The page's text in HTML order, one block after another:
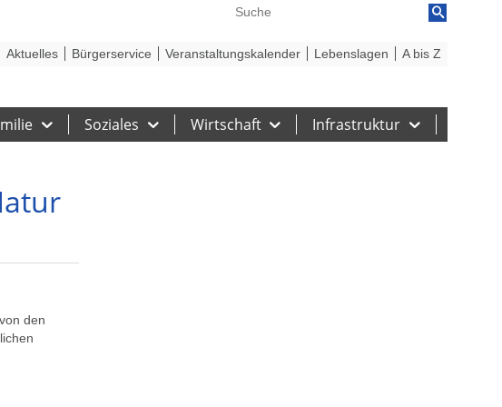
Soziales Wirtschaft Infrastruktur
Aktuelles Bürgerservice Veranstaltungskalender Lebenslagen A bis Z
den